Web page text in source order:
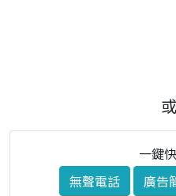
一鍵
無聲電話
廣告